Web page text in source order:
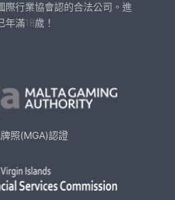
際行業協會認的合法公司。進
滿18歲！
照(MGA)認證